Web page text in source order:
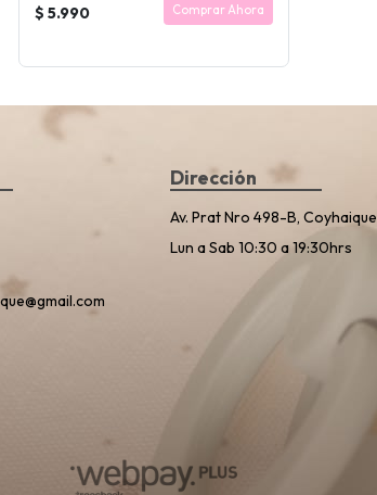
$ 5.990 Comprar Ahora
Dirección
Av. Prat Nro 498-B, Coyhaique
Lun a Sab 10:30 a 19:30hrs